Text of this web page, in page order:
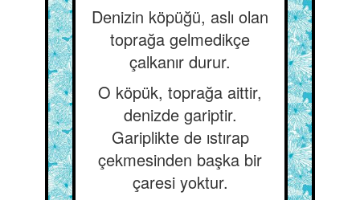
Denizin köpüğü, aslı olan
toprağa gelmedikçe
çalkanır durur.
O köpük, toprağa aittir,
denizde gariptir.
Gariplikte de ıstırap
çekmesinden başka bir
çaresi yoktur.